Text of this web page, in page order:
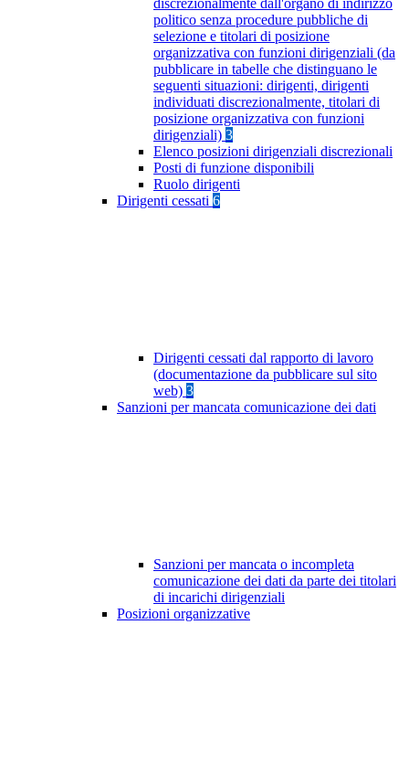
discrezionalmente dall'organo di indirizzo
politico senza procedure pubbliche di
selezione e titolari di posizione
organizzativa con funzioni dirigenziali (da
pubblicare in tabelle che distinguano le
seguenti situazioni: dirigenti, dirigenti
individuati discrezionalmente, titolari di
posizione organizzativa con funzioni
dirigenziali) 3
Elenco posizioni dirigenziali discrezionali
Posti di funzione disponibili
Ruolo dirigenti
Dirigenti cessati 6
Dirigenti cessati dal rapporto di lavoro
(documentazione da pubblicare sul sito
web) 3
Sanzioni per mancata comunicazione dei dati
Sanzioni per mancata o incompleta
comunicazione dei dati da parte dei titolari
di incarichi dirigenziali
Posizioni organizzative